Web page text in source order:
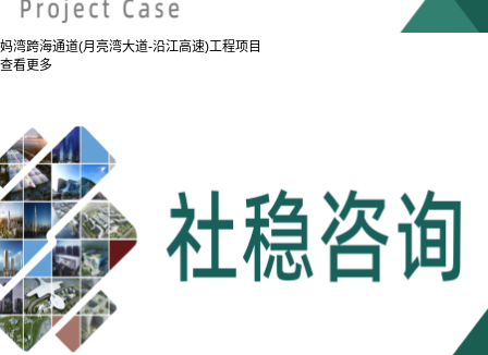
妈湾跨海通道(月亮湾大道-沿江高速)工程项目
查看更多